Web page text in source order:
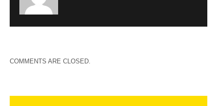
COMMENTS ARE CLOSED.